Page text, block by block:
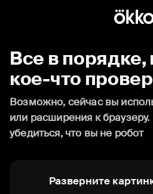
Все в порядке,
кое-что
Возможно, сейчас вы
или расширения к
убедиться, что вы не робот
Разверните